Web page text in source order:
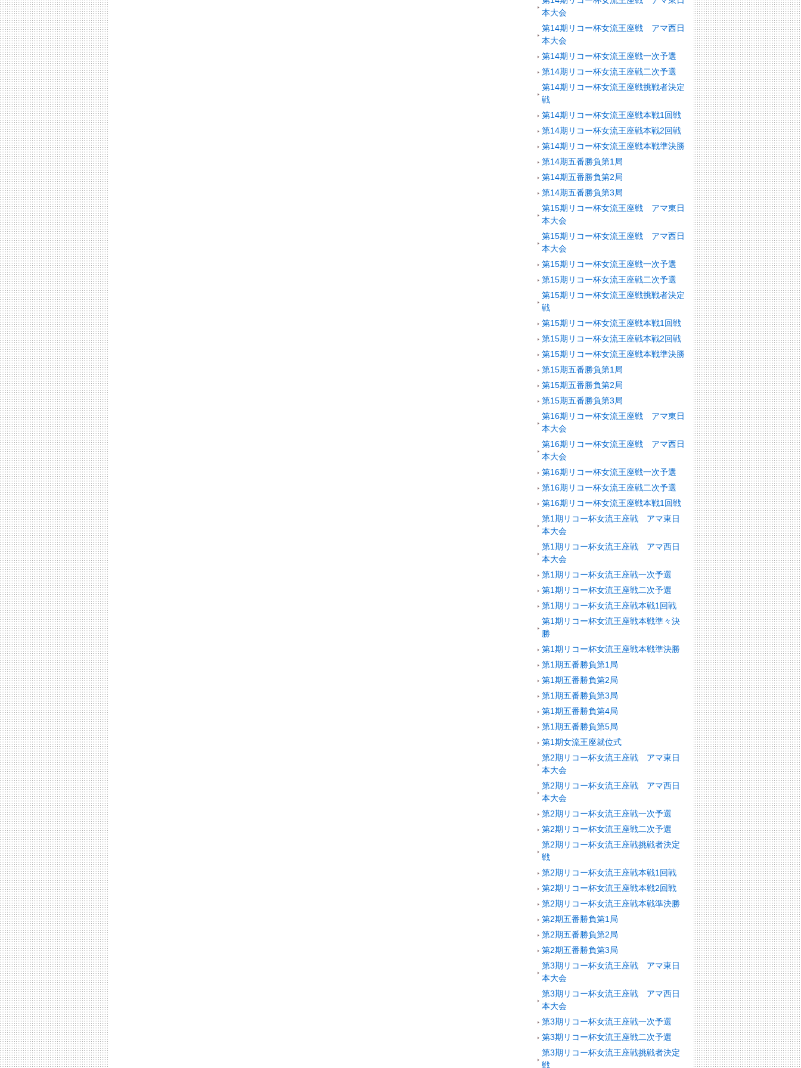
本大会
第14期リコー杯女流王座戦 アマ西日
本大会
第14期リコー杯女流王座戦一次予選
第14期リコー杯女流王座戦二次予選
第14期リコー杯女流王座戦挑戦者決定
戦
第14期リコー杯女流王座戦本戦1回戦
第14期リコー杯女流王座戦本戦2回戦
第14期リコー杯女流王座戦本戦準決勝
第14期五番勝負第1局
第14期五番勝負第2局
第14期五番勝負第3局
第15期リコー杯女流王座戦 アマ東日
本大会
第15期リコー杯女流王座戦 アマ西日
本大会
第15期リコー杯女流王座戦一次予選
第15期リコー杯女流王座戦二次予選
第15期リコー杯女流王座戦挑戦者決定
戦
第15期リコー杯女流王座戦本戦1回戦
第15期リコー杯女流王座戦本戦2回戦
第15期リコー杯女流王座戦本戦準決勝
第15期五番勝負第1局
第15期五番勝負第2局
第15期五番勝負第3局
第16期リコー杯女流王座戦 アマ東日
本大会
第16期リコー杯女流王座戦 アマ西日
本大会
第16期リコー杯女流王座戦一次予選
第16期リコー杯女流王座戦二次予選
第16期リコー杯女流王座戦本戦1回戦
第1期リコー杯女流王座戦 アマ東日
本大会
第1期リコー杯女流王座戦 アマ西日
本大会
第1期リコー杯女流王座戦一次予選
第1期リコー杯女流王座戦二次予選
第1期リコー杯女流王座戦本戦1回戦
第1期リコー杯女流王座戦本戦準々決
勝
第1期リコー杯女流王座戦本戦準決勝
第1期五番勝負第1局
第1期五番勝負第2局
第1期五番勝負第3局
第1期五番勝負第4局
第1期五番勝負第5局
第1期女流王座就位式
第2期リコー杯女流王座戦 アマ東日
本大会
第2期リコー杯女流王座戦 アマ西日
本大会
第2期リコー杯女流王座戦一次予選
第2期リコー杯女流王座戦二次予選
第2期リコー杯女流王座戦挑戦者決定
戦
第2期リコー杯女流王座戦本戦1回戦
第2期リコー杯女流王座戦本戦2回戦
第2期リコー杯女流王座戦本戦準決勝
第2期五番勝負第1局
第2期五番勝負第2局
第2期五番勝負第3局
第3期リコー杯女流王座戦 アマ東日
本大会
第3期リコー杯女流王座戦 アマ西日
本大会
第3期リコー杯女流王座戦一次予選
第3期リコー杯女流王座戦二次予選
第3期リコー杯女流王座戦挑戦者決定
戦